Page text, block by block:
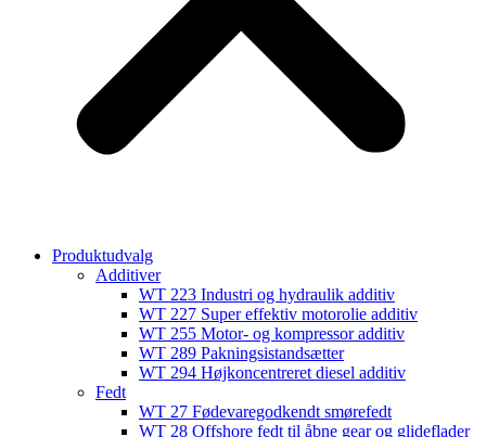
Produktudvalg
Additiver
WT 223 Industri og hydraulik additiv
WT 227 Super effektiv motorolie additiv
WT 255 Motor- og kompressor additiv
WT 289 Pakningsistandsætter
WT 294 Højkoncentreret diesel additiv
Fedt
WT 27 Fødevaregodkendt smørefedt
WT 28 Offshore fedt til åbne gear og glideflader